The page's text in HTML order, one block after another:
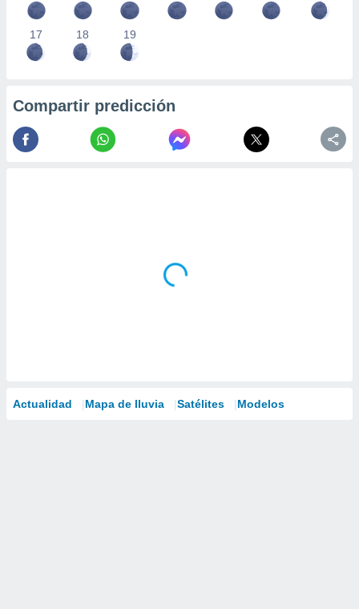
17 18 19
Compartir predicción
Actualidad Mapa de lluvia Satélites Modelos